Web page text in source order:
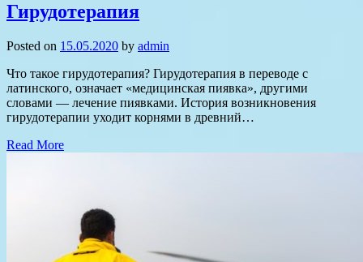
Гирудотерапия
Posted on 15.05.2020 by admin
Что такое гирудотерапия? Гирудотерапия в переводе с
латинского, означает «медицинская пиявка», другими
словами — лечение пиявками. История возникновения
гирудотерапии уходит корнями в древний…
Read More